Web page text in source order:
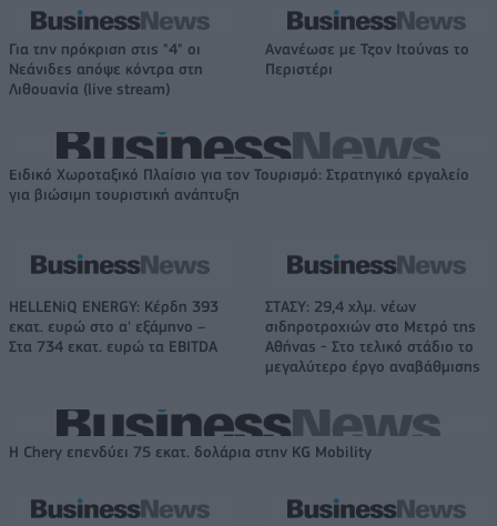
Για την πρόκριση στις "4" οι
Νεάνιδες απόψε κόντρα στη
Λιθουανία (live stream)
Ανανέωσε με Τζον Ιτούνας το
Περιστέρι
Ειδικό Χωροταξικό Πλαίσιο για τον Τουρισμό: Στρατηγικό εργαλείο
για βιώσιμη τουριστική ανάπτυξη
HELLENiQ ENERGY: Κέρδη 393
εκατ. ευρώ στο α' εξάμηνο –
Στα 734 εκατ. ευρώ τα EBITDA
ΣΤΑΣΥ: 29,4 χλμ. νέων
σιδηροτροχιών στο Μετρό της
Αθήνας - Στο τελικό στάδιο το
μεγαλύτερο έργο αναβάθμισης
Η Chery επενδύει 75 εκατ. δολάρια στην KG Mobility